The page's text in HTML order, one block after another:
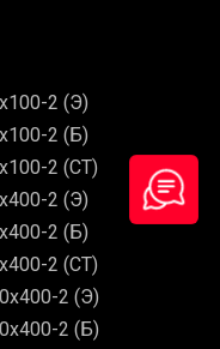
2 (Э)
2 (Б)
2 (СТ)
2 (Э)
2 (Б)
2 (СТ)
2 (Э)
2 (Б)